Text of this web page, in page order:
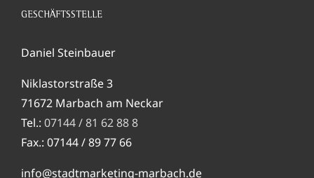
GESCHÄFTSSTELLE
Daniel Steinbauer
Niklastorstraße 3
71672 Marbach am Neckar
Tel.: 07144 / 81 62 88 8
Fax.: 07144 / 89 77 66
info@stadtmarketing-marbach.de